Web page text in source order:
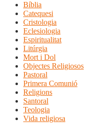
Bíblia
Catequesi
Cristologia
Eclesiologia
Espiritualitat
Litúrgia
Mort i Dol
Objectes Religiosos
Pastoral
Primera Comunió
Religions
Santoral
Teologia
Vida religiosa